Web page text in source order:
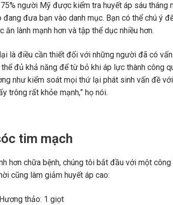
người Mỹ được kiểm tra huyết áp sáu tháng
đang đưa bạn vào danh mục. Bạn có thể chú ý
ăn lành mạnh hơn và tập thể dục nhiều hơn.
là điều cần thiết đối với những người đã có
đủ khả năng để từ bỏ khi áp lực thành công
như kiểm soát mọi thứ lại phát sinh vấn đề
trông rất khỏe mạnh,” họ nói.
tim mạch
hơn chữa bệnh, chúng tôi bắt đầu với một
cũng làm giảm huyết áp cao:
thảo: 1 giọt